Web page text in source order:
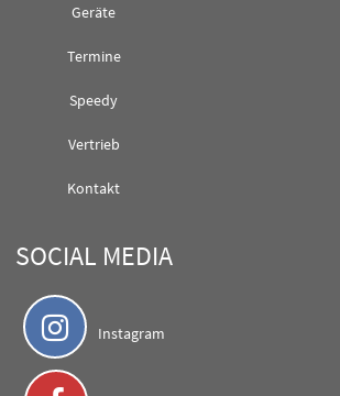
Geräte
Termine
Speedy
Vertrieb
Kontakt
SOCIAL MEDIA
Instagram